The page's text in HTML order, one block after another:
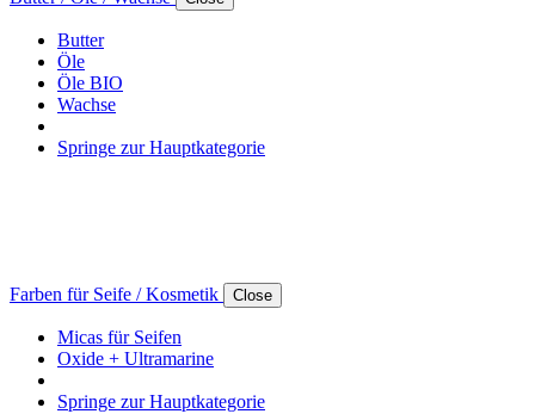
Butter
Öle
Öle BIO
Wachse
Springe zur Hauptkategorie
Farben für Seife / Kosmetik Close
Micas für Seifen
Oxide + Ultramarine
Springe zur Hauptkategorie